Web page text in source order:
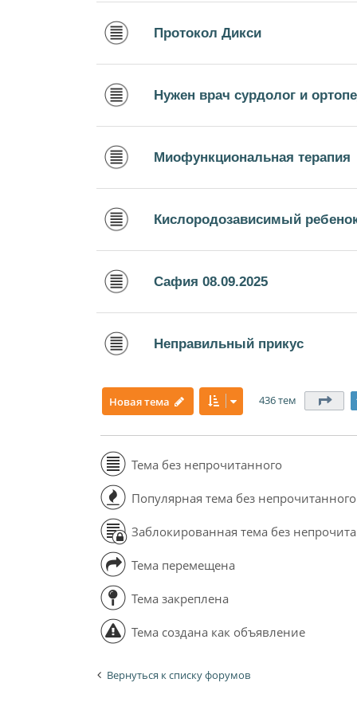
Протокол Дикси
Нужен врач сурдолог и
Миофункциональная терапия
Кислородозависимый
Сафия 08.09.2025
Неправильный прикус
Новая тема 436 тем
Тема без непрочитанного
Популярная тема без непрочитанного
Заблокированная тема без
Тема перемещена
Тема закреплена
Тема создана как объявление
Вернуться к списку форумов